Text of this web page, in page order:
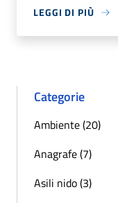
LEGGI DI PIÙ
Categorie
Ambiente (20)
Anagrafe (7)
Asili nido (3)